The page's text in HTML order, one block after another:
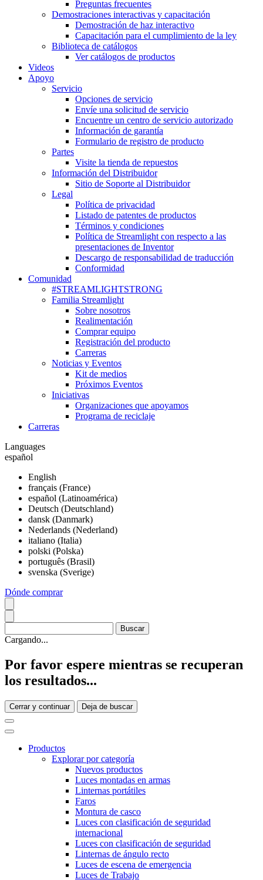
Preguntas frecuentes
Demostraciones interactivas y capacitación
Demostración de haz interactivo
Capacitación para el cumplimiento de la ley
Biblioteca de catálogos
Ver catálogos de productos
Videos
Apoyo
Servicio
Opciones de servicio
Envíe una solicitud de servicio
Encuentre un centro de servicio autorizado
Información de garantía
Formulario de registro de producto
Partes
Visite la tienda de repuestos
Información del Distribuidor
Sitio de Soporte al Distribuidor
Legal
Política de privacidad
Listado de patentes de productos
Términos y condiciones
Política de Streamlight con respecto a las
presentaciones de Inventor
Descargo de responsabilidad de traducción
Conformidad
Comunidad
#STREAMLIGHTSTRONG
Familia Streamlight
Sobre nosotros
Realimentación
Comprar equipo
Registración del producto
Carreras
Noticias y Eventos
Kit de medios
Próximos Eventos
Iniciativas
Organizaciones que apoyamos
Programa de reciclaje
Carreras
Languages
español
English
français (France)
español (Latinoamérica)
Deutsch (Deutschland)
dansk (Danmark)
Nederlands (Nederland)
italiano (Italia)
polski (Polska)
português (Brasil)
svenska (Sverige)
Dónde comprar
Cargando...
Por favor espere mientras se recuperan
los resultados...
Cerrar y continuar Deja de buscar
Productos
Explorar por categoría
Nuevos productos
Luces montadas en armas
Linternas portátiles
Faros
Montura de casco
Luces con clasificación de seguridad
internacional
Luces con clasificación de seguridad
Linternas de ángulo recto
Luces de escena de emergencia
Luces de Trabajo